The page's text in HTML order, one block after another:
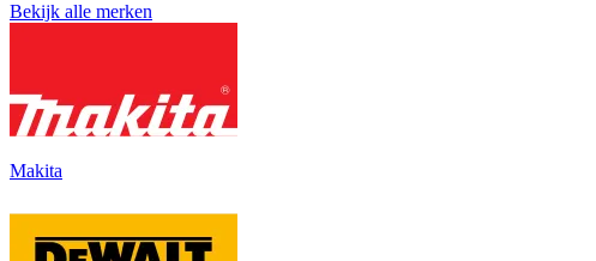
Bekijk alle merken
Makita